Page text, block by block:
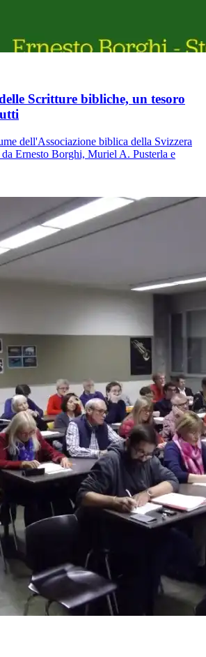
Scritture bibliche, un tesoro
dell'Associazione biblica della Svizzera
Ernesto Borghi, Muriel A. Pusterla e